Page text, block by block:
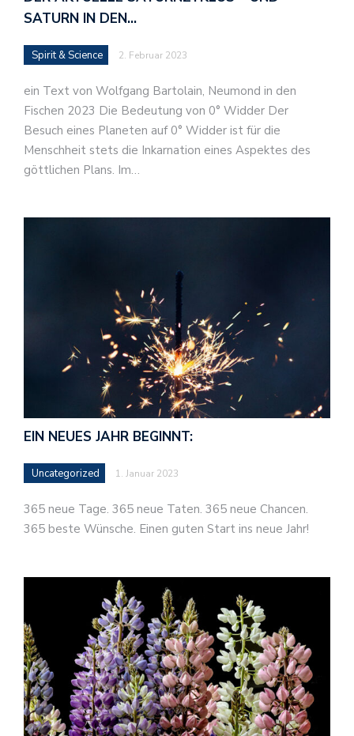
SATURN IN DEN…
Spirit & Science 2. Februar 2023
ein Text von Wolfgang Bartolain, Neumond in den
Fischen 2023 Die Bedeutung von 0° Widder Der
Besuch eines Planeten auf 0° Widder ist für die
Menschheit stets die Inkarnation eines Aspektes des
göttlichen Plans. Im…
EIN NEUES JAHR BEGINNT:
Uncategorized 1. Januar 2023
365 neue Tage. 365 neue Taten. 365 neue Chancen.
365 beste Wünsche. Einen guten Start ins neue Jahr!